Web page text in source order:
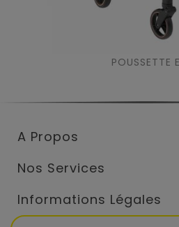
POUSSETTE
A Propos
Nos Services
Informations Légales